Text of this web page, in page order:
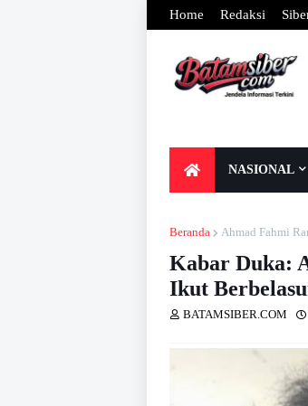
Home Redaksi
NASIONAL
Beranda Ahmad Fahmi
Kabar Duka:
Ikut
BATAMSIBER.COM